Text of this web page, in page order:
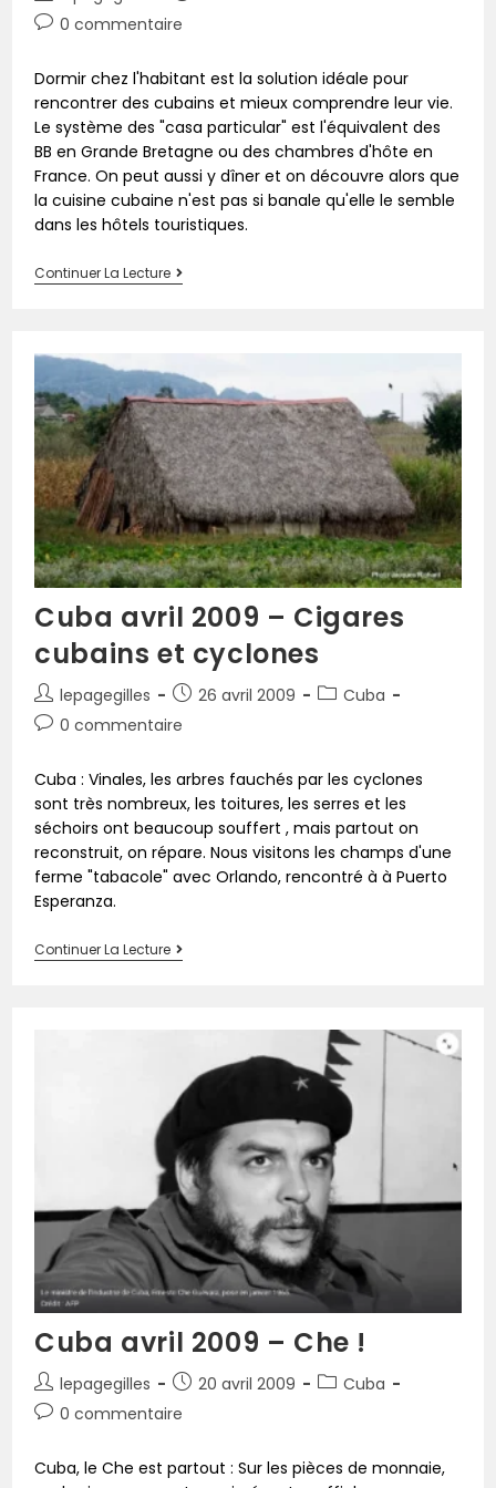
0 commentaire
Dormir chez l'habitant est la solution idéale pour
rencontrer des cubains et mieux comprendre leur vie.
Le système des "casa particular" est l'équivalent des
BB en Grande Bretagne ou des chambres d'hôte en
France. On peut aussi y dîner et on découvre alors que
la cuisine cubaine n'est pas si banale qu'elle le semble
dans les hôtels touristiques.
Continuer La Lecture
Cuba avril 2009 – Cigares
cubains et cyclones
lepagegilles 26 avril 2009
Cuba
0 commentaire
Cuba : Vinales, les arbres fauchés par les cyclones
sont très nombreux, les toitures, les serres et les
séchoirs ont beaucoup souffert , mais partout on
reconstruit, on répare. Nous visitons les champs d'une
ferme "tabacole" avec Orlando, rencontré à à Puerto
Esperanza.
Continuer La Lecture
Cuba avril 2009 – Che !
lepagegilles 20 avril 2009
Cuba
0 commentaire
Cuba, le Che est partout : Sur les pièces de monnaie,